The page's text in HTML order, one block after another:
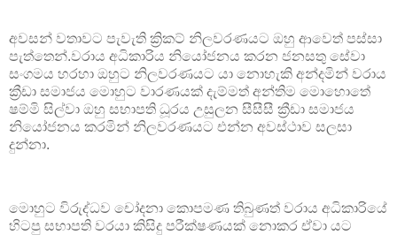
අවසන් වතාවට පැවැති ක්‍රිකට් නිලවරණයට ඔහු ආවෙත් පස්සා
පැත්තෙන්.වරාය අධිකාරිය නියෝජනය කරන ජනසතු සේවා
සංගමය හරහා ඔහුට නිලවරණයට යා නොහැකි අන්දමින් වරාය
ක්‍රීඩා සමාජය මොහුට වාරණයක් දැම්මත් අන්තිම මොහොතේ
ෂම්මි සිල්වා ඔහු සභාපති ධූරය උසුලන සීසීසී ක්‍රීඩා සමාජය
නියෝජනය කරමින් නිලවරණයට එන්න අවස්ථාව සලසා
දුන්නා.
මොහුට විරුද්ධව චෝදනා කොපමණ තිබුණත් වරාය අධිකාරියේ
හිටපු සභාපති වරයා කිසිදු පරීක්ෂණයක් නොකර ඒවා යට